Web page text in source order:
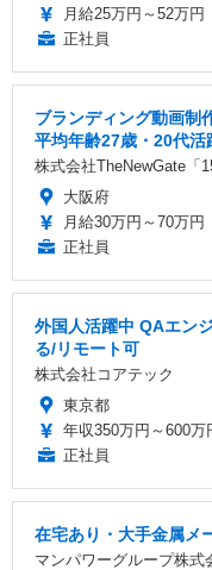
月給25万円～52万円
正社員
ブランディング動画制
平均年齢27歳・20代活
株式会社TheNewGate「
大阪府
月給30万円～70万円
正社員
外国人活躍中 QAエン
る/リモート可
株式会社コアテック
東京都
年収350万円～600万
正社員
在宅あり・大手金属メ
マンパワーグループ株式